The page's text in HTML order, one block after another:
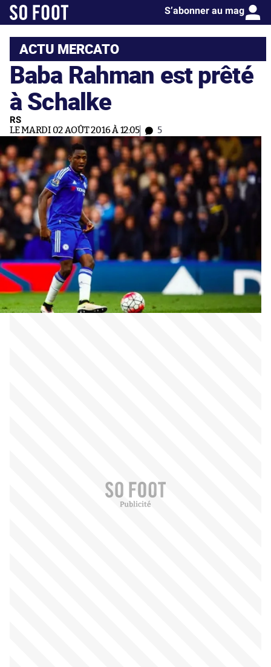
S’abonner au mag
ACTU MERCATO
Baba Rahman est prêté
à Schalke
RS
LE MARDI 02 AOÛT 2016 À 12:05 5